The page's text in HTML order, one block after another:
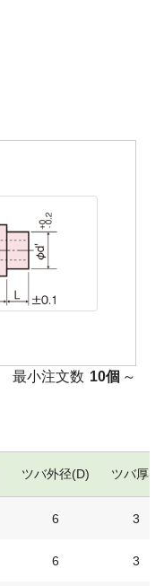
最小注文数 10個 ～
ツバ外径(D) ツバ厚(t)
6 3
6 3